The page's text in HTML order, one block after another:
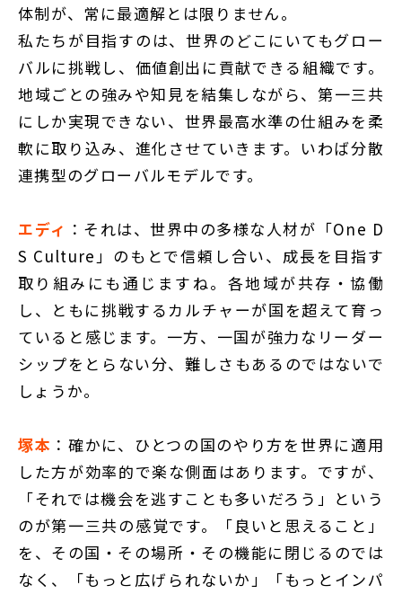
体制が、常に最適解とは限りません。
私たちが目指すのは、世界のどこにいてもグロー
バルに挑戦し、価値創出に貢献できる組織です。
地域ごとの強みや知見を結集しながら、第一三共
にしか実現できない、世界最高水準の仕組みを柔
軟に取り込み、進化させていきます。いわば分散
連携型のグローバルモデルです。
エディ ：それは、世界中の多様な人材が「One D
S Culture」のもとで信頼し合い、成長を目指す
取り組みにも通じますね。各地域が共存・協働
し、ともに挑戦するカルチャーが国を超えて育っ
ていると感じます。一方、一国が強力なリーダー
シップをとらない分、難しさもあるのではないで
しょうか。
塚本 ：確かに、ひとつの国のやり方を世界に適用
した方が効率的で楽な側面はあります。ですが、
「それでは機会を逃すことも多いだろう」という
のが第一三共の感覚です。「良いと思えること」
を、その国・その場所・その機能に閉じるのでは
なく、「もっと広げられないか」「もっとインパ